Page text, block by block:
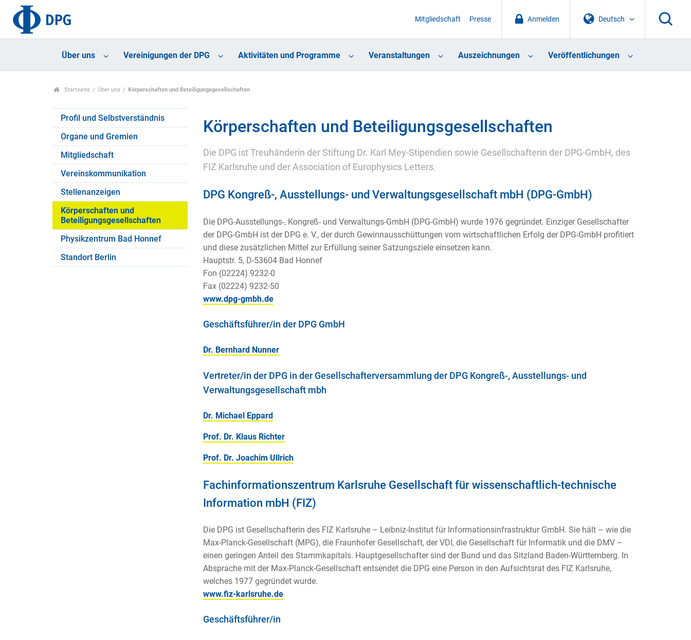
Deutsch
Anmelden
Mitgliedschaft Presse
Über uns Vereinigungen der DPG Aktivitäten und Programme Veranstaltungen Auszeichnungen Veröffentlichungen
Startseite Über uns Körperschaften und Beteiligungsgesellschaften
Profil und Selbstverständnis
Organe und Gremien
Mitgliedschaft
Vereinskommunikation
Stellenanzeigen
Körperschaften und
Beteiligungsgesellschaften
Physikzentrum Bad Honnef
Standort Berlin
Körperschaften und Beteiligungsgesellschaften
Die DPG ist Treuhänderin der Stiftung Dr. Karl Mey-Stipendien sowie Gesellschafterin der DPG-GmbH, des
FIZ Karlsruhe und der Association of Europhysics Letters.
DPG Kongreß-, Ausstellungs- und Verwaltungsgesellschaft mbH (DPG-GmbH)
Die DPG-Ausstellungs-, Kongreß- und Verwaltungs-GmbH (DPG-GmbH) wurde 1976 gegründet. Einziger Gesellschafter
der DPG-GmbH ist der DPG e. V., der durch Gewinnausschüttungen vom wirtschaftlichen Erfolg der DPG-GmbH profitiert
und diese zusätzlichen Mittel zur Erfüllung seiner Satzungsziele einsetzen kann.
Hauptstr. 5, D-53604 Bad Honnef
Fon (02224) 9232-0
Fax (02224) 9232-50
www.dpg-gmbh.de
Geschäftsführer/in der DPG GmbH
Dr. Bernhard Nunner
Vertreter/in der DPG in der Gesellschafterversammlung der DPG Kongreß-, Ausstellungs- und
Verwaltungsgesellschaft mbh
Dr. Michael Eppard
Prof. Dr. Klaus Richter
Prof. Dr. Joachim Ullrich
Fachinformationszentrum Karlsruhe Gesellschaft für wissenschaftlich-technische
Information mbH (FIZ)
Die DPG ist Gesellschafterin des FIZ Karlsruhe – Leibniz-Institut für Informationsinfrastruktur GmbH. Sie hält – wie die
Max-Planck-Gesellschaft (MPG), die Fraunhofer Gesellschaft, der VDI, die Gesellschaft für Informatik und die DMV –
einen geringen Anteil des Stammkapitals. Hauptgesellschafter sind der Bund und das Sitzland Baden-Württemberg. In
Absprache mit der Max-Planck-Gesellschaft entsendet die DPG eine Person in den Aufsichtsrat des FIZ Karlsruhe,
welches 1977 gegründet wurde.
www.fiz-karlsruhe.de
Geschäftsführer/in